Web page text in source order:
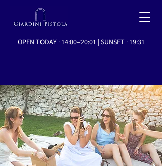
OPEN TODAY · 14:00–20:01 | SUNSET · 19:31